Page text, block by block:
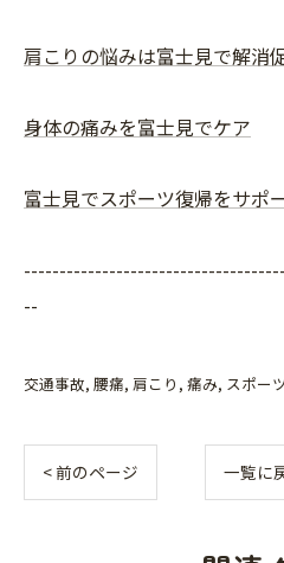
肩こりの悩みは富士見で解消
身体の痛みを富士見でケア
富士見でスポーツ復帰をサポ
--
交通事故 腰痛 肩こり 痛み スポー
< 前のページ 一覧に